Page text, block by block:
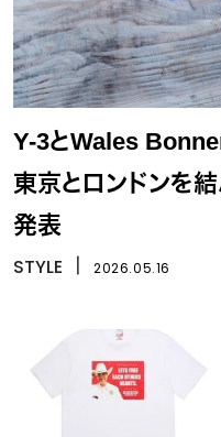
Y-3とWales
東京とロンドンを
発表
STYLE 2026.05.16